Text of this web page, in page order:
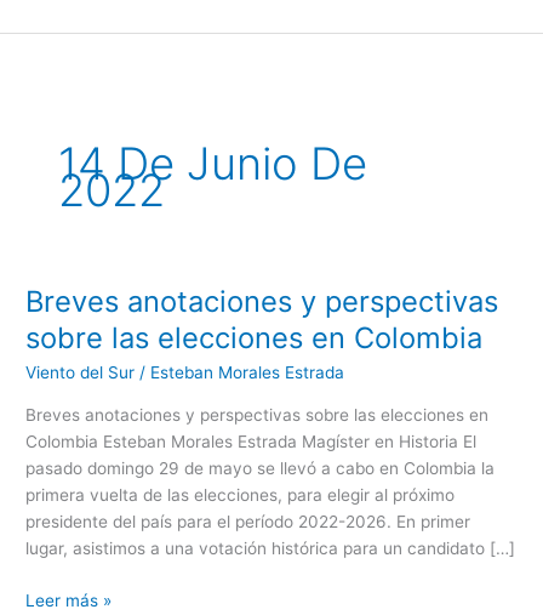
al
14 De Junio De
2022
Breves anotaciones y perspectivas
sobre las elecciones en Colombia
Viento del Sur / Esteban Morales Estrada
Breves anotaciones y perspectivas sobre las elecciones en
Colombia Esteban Morales Estrada Magíster en Historia El
pasado domingo 29 de mayo se llevó a cabo en Colombia la
primera vuelta de las elecciones, para elegir al próximo
presidente del país para el período 2022-2026. En primer
lugar, asistimos a una votación histórica para un candidato […]
Breves
anotaciones
y
perspectivas
en
Colombia
Leer más »